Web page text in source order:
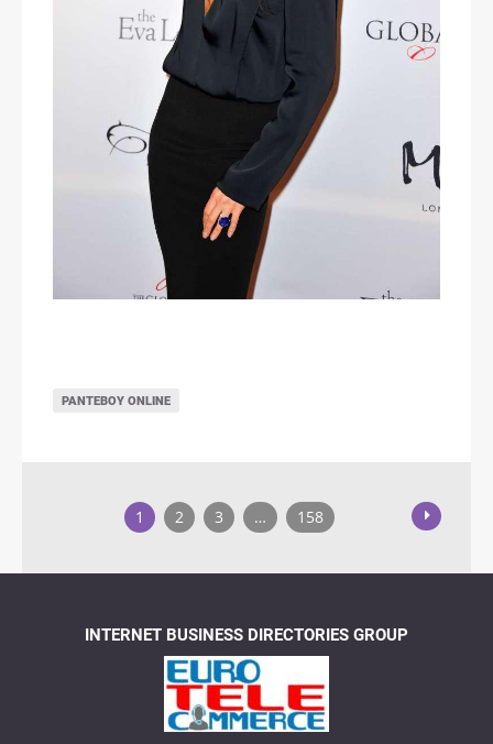
ΡΑΝΤΕΒΟΎ ONLINE
1 2 3 … 158
INTERNET BUSINESS DIRECTORIES GROUP